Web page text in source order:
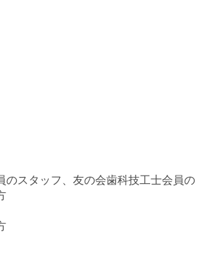
のスタッフ、友の会歯科技工士会員の